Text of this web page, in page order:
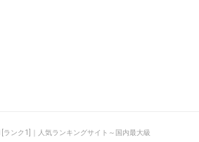
ランク1]｜人気ランキングサイト～国内最大級